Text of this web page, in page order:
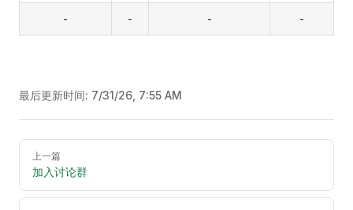
- - - -
最后更新时间: 7/31/26, 7:55 AM
Pager
上一篇
加入讨论群